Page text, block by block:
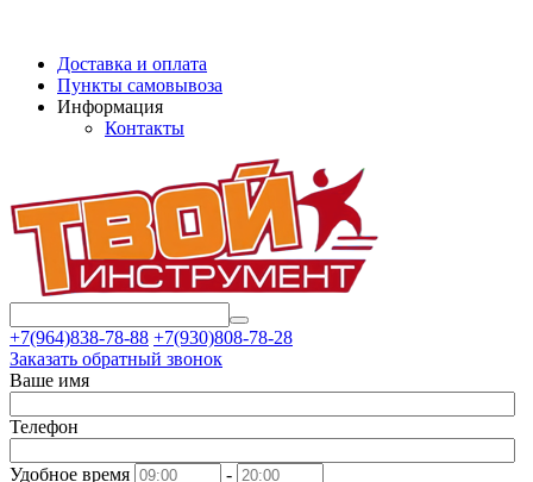
Доставка и оплата
Пункты самовывоза
Информация
Контакты
+7(964)838-78-88 +7(930)808-78-28
Заказать обратный звонок
Ваше имя
Телефон
Удобное время -